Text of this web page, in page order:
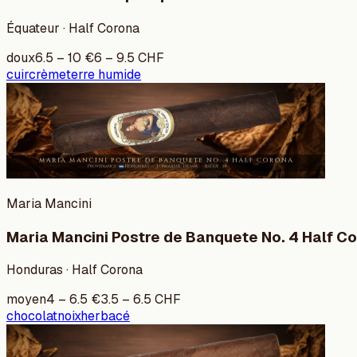
Équateur · Half Corona
doux6.5 – 10 €6 – 9.5 CHF
cuircrèmeterre humide
Maria Mancini
Maria Mancini Postre de Banquete No. 4 Half
Honduras · Half Corona
moyen4 – 6.5 €3.5 – 6.5 CHF
chocolatnoixherbacé